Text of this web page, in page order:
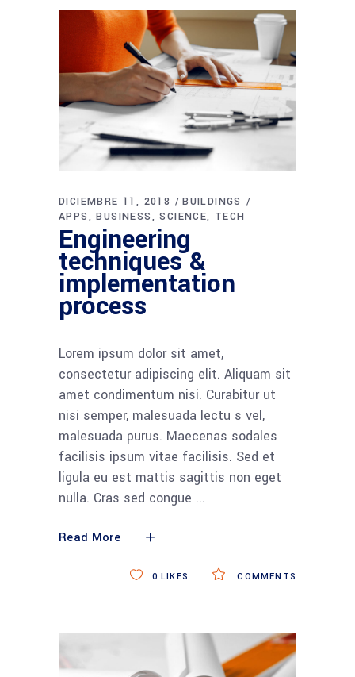
DICIEMBRE 11, 2018
BUILDINGS
APPS
BUSINESS SCIENCE TECH
Engineering
techniques &
implementation
process
Lorem ipsum dolor sit amet,
consectetur adipiscing elit. Aliquam sit
amet condimentum nisi. Curabitur ut
nisi semper, malesuada lectu s vel,
malesuada purus. Maecenas sodales
facilisis ipsum vitae facilisis. Sed et
ligula eu est mattis sagittis non eget
nulla. Cras sed congue
Read More
COMMENTS
0 LIKES